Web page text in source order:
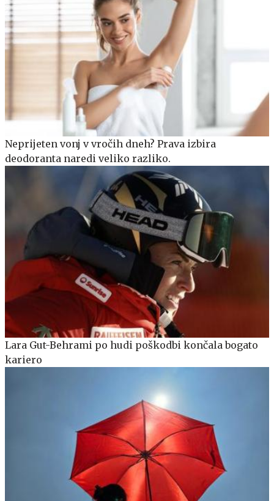
Neprijeten vonj v vročih dneh? Prava izbira
deodoranta naredi veliko razliko.
Lara Gut-Behrami po hudi poškodbi končala bogato
kariero